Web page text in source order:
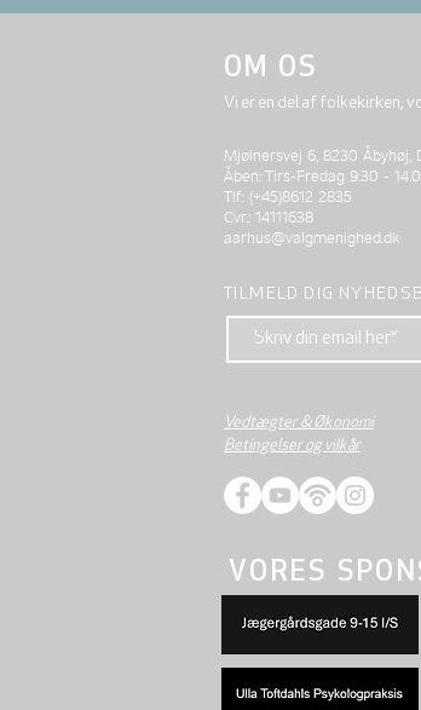
OM OS
Vi er en del af folkekirken,
Mjølnersvej 6, 8230 Åbyhøj,
Åben: Tirs-Fredag 9:30 -
Tlf.: (+45)8612 2835
Cvr.: 14111638
aarhus@valgmenighed.dk
TILMELD DIG
Vedtægter & Økonomi
Betingelser og vilkår
VORES